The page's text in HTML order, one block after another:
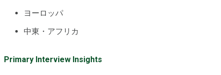
ヨーロッパ
中東・アフリカ
Primary Interview Insights